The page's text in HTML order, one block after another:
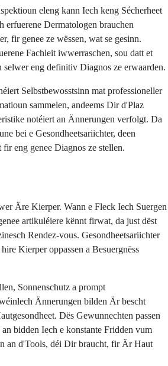
eleng kann Iech keng Sécherheet
Dermatologen brauchen
fir genee ze wëssen, wat se gesinn.
Fachleit iwwerraschen, sou datt et
selwer eng definitiv Diagnos ze erwaarden.
Selbstbewosstsinn mat professioneller
sammelen, andeems Dir d'Plaz
notéiert an Ännerungen verfolgt. Da
bei e Gesondheetsariichter, deen
eng genee Diagnos ze stellen.
Äre Kierper. Wann e Fleck Iech Suergen
artikuléiere kënnt firwat, da just dëst
Rendez-vous. Gesondheetsariichter
Kierper oppassen a Besuergnëss
Sonnenschutz a prompt
Ännerungen bilden Är bescht
Dës Gewunnechten passen
bidden Iech e konstante Fridden vum
an d'Tools, déi Dir braucht, fir Är Haut